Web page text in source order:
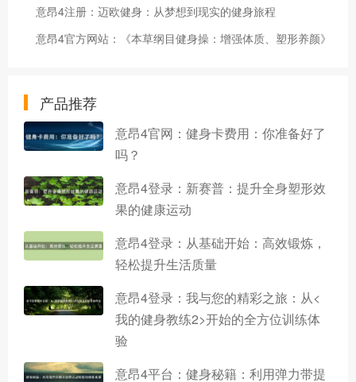
意昂4注册：迈欧健身：从梦想到现实的健身旅程
意昂4官方网站：《本草纲目健身操：增强体质、塑形养颜》
产品推荐
意昂4官网：健身卡费用：你准备好了
吗？
意昂4登录：新赛普：提升全身塑形效
果的健康运动
意昂4登录：从基础开始：高效锻炼，
轻松提升生活质量
意昂4登录：我与您的精彩之旅：从<
我的健身教练2>开始的全方位训练体
验
意昂4平台：健身秘籍：利用弹力带提